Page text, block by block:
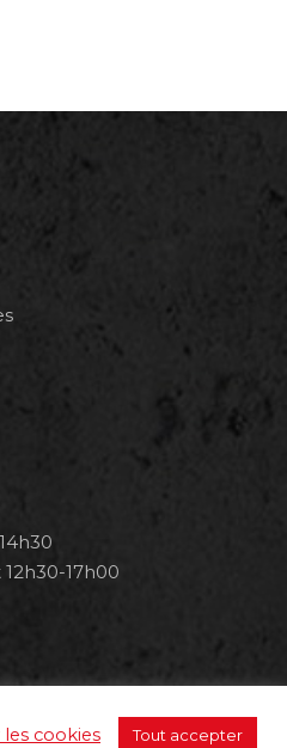
17h00
cookies Tout accepter